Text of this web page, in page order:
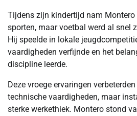
Tijdens zijn kindertijd nam Montero
sporten, maar voetbal werd al snel
Hij speelde in lokale
vaardigheden verfijnde en het
discipline leerde.
Deze vroege ervaringen
technische vaardigheden, maar
sterke werkethiek. Montero stond